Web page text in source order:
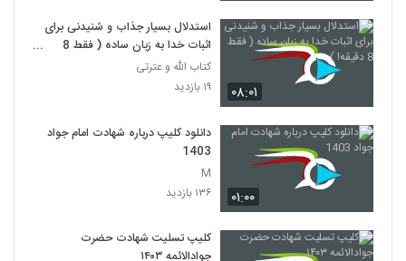
۰۸:۰۱
استدلال بسیار جذاب و شنیدنی برای
اثبات خدا به زبان ساده ( فقط 8
دقیقه! )
کتاب الله و عترتی
۱۹ بازدید
۰۱:۰۰
دانلود کلیپ درباره شهادت امام جواد
1403
M
۱۳۶ بازدید
کلیپ تسلیت شهادت حضرت
جوادالائمه ۱۴۰۳